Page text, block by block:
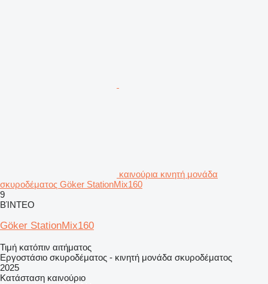
καινούρια κινητή μονάδα
σκυροδέματος Göker StationMix160
9
ΒΊΝΤΕΟ
Göker StationMix160
Τιμή κατόπιν αιτήματος
Εργοστάσιο σκυροδέματος - κινητή μονάδα σκυροδέματος
2025
Κατάσταση καινούριο